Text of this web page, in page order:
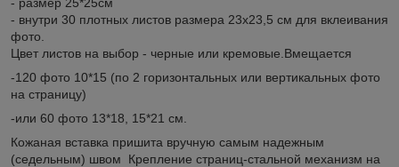
- внутри 30 плотных листов размера 23х23,5 см для вклеивания
фото.
Цвет листов на выбор - черные или кремовые.Вмещается
-120 фото 10*15 (по 2 горизонтальных или вертикальных фото
на страницу)
-или 60 фото 13*18, 15*21 см.
Кожаная вставка пришита вручную самым надежным
(седельным) швом Крепление страниц-стальной механизм на